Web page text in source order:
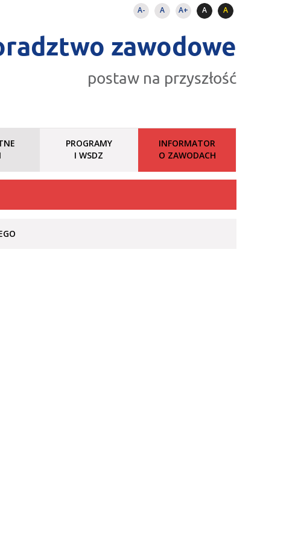
A- A A+ A A
zawodowe
postaw na przyszłość
PROGRAMY
I WSDZ
INFORMATOR
O ZAWODACH